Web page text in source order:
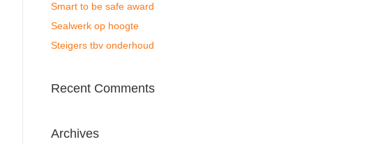
Smart to be safe award
Sealwerk op hoogte
Steigers tbv onderhoud
Recent Comments
Archives